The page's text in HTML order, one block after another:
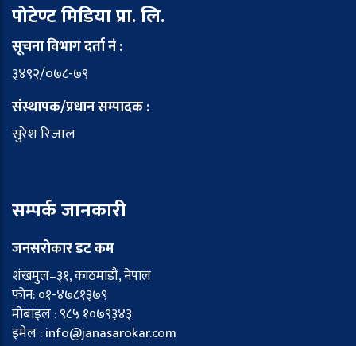
पोटेण्ट मिडिया प्रा. लि.
सूचना विभाग दर्ता नं :
३४९२/०७८-७९
संस्थापक/प्रधान सम्पादक :
सुरेश रिजाल
सम्पर्क जानकारी
जनसरोकार डट कम
शंखमुल–३१, काठमाडौं, नेपाल
फोन: ०१-४७८१३७९
मोबाइल : ९८५ १०७९३४३
इमेल : info@janasarokar.com